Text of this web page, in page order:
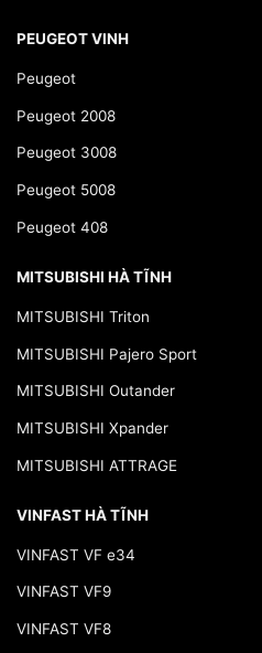
PEUGEOT VINH
Peugeot
Peugeot 2008
Peugeot 3008
Peugeot 5008
Peugeot 408
MITSUBISHI HÀ TĨNH
MITSUBISHI Triton
MITSUBISHI Pajero Sport
MITSUBISHI Outander
MITSUBISHI Xpander
MITSUBISHI ATTRAGE
VINFAST HÀ TĨNH
VINFAST VF e34
VINFAST VF9
VINFAST VF8